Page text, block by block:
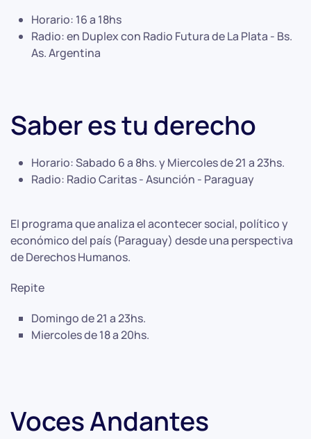
Horario: 16 a 18hs
Radio:en Duplex con Radio Futura de La Plata - Bs.
As. Argentina
Saber es tu derecho
Horario:Sabado 6 a 8hs. y Miercoles de 21 a 23hs.
Radio: Radio Caritas - Asunción - Paraguay
El programa que analiza el acontecer social, político y
económico del país (Paraguay) desde una perspectiva
de Derechos Humanos.
Repite
Domingo de 21 a 23hs.
Miercoles de 18 a 20hs.
Voces Andantes